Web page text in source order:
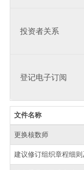
投资者关系
登记电子订阅
文件名称
更换核数师
建议修订组织章程细